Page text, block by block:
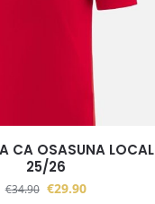
CA OSASUNA LOCAL
25/26
€34.90 €29.90